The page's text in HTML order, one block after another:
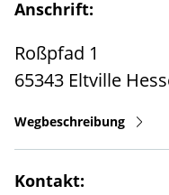
Anschrift:
Roßpfad 1
65343 Eltville
Wegbeschreibung
Kontakt: